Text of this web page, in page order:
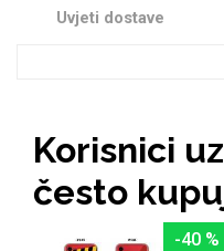
Uvjeti dostave
Korisnici
često
-40 %
Zodiac